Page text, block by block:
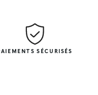
SÉCURISÉS